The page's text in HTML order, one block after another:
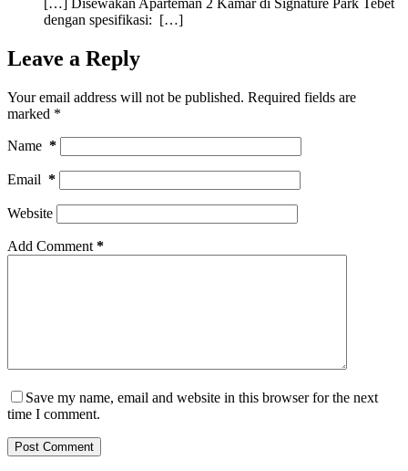
[…] Disewakan Aparteman 2 Kamar di Signature Park Tebet
dengan spesifikasi: […]
Leave a Reply
Your email address will not be published. Required fields are
marked *
Name *
Email *
Website
Add Comment *
Save my name, email and website in this browser for the next
time I comment.
Post Comment